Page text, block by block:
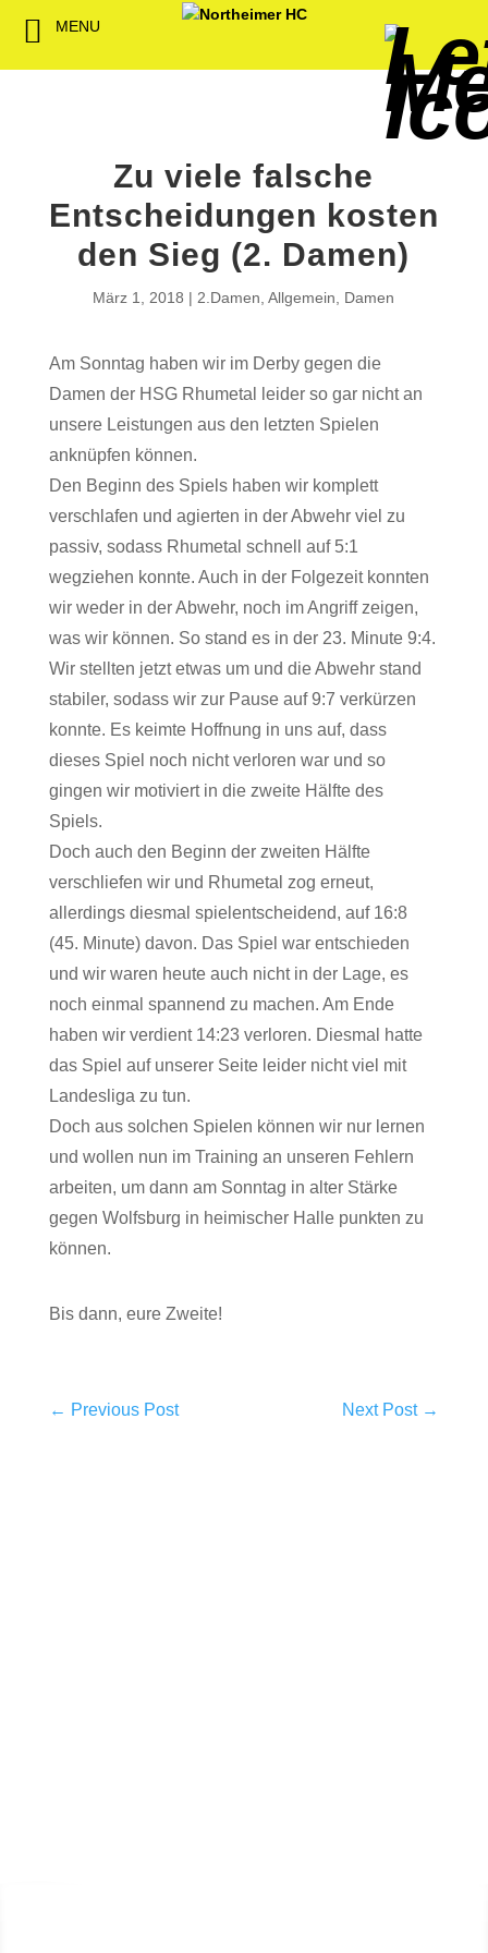
Zu viele falsche
Entscheidungen kosten
den Sieg (2. Damen)
März 1, 2018 2.Damen ,Allgemein Damen
Am Sonntag haben wir im Derby gegen die
Damen der HSG Rhumetal leider so gar nicht an
unsere Leistungen aus den letzten Spielen
anknüpfen können.
Den Beginn des Spiels haben wir komplett
verschlafen und agierten in der Abwehr viel zu
passiv, sodass Rhumetal schnell auf 5:1
wegziehen konnte. Auch in der Folgezeit konnten
wir weder in der Abwehr, noch im Angriff zeigen,
was wir können. So stand es in der 23. Minute 9:4.
Wir stellten jetzt etwas um und die Abwehr stand
stabiler, sodass wir zur Pause auf 9:7 verkürzen
konnte. Es keimte Hoffnung in uns auf, dass
dieses Spiel noch nicht verloren war und so
gingen wir motiviert in die zweite Hälfte des
Spiels.
Doch auch den Beginn der zweiten Hälfte
verschliefen wir und Rhumetal zog erneut,
allerdings diesmal spielentscheidend, auf 16:8
(45. Minute) davon. Das Spiel war entschieden
und wir waren heute auch nicht in der Lage, es
noch einmal spannend zu machen. Am Ende
haben wir verdient 14:23 verloren. Diesmal hatte
das Spiel auf unserer Seite leider nicht viel mit
Landesliga zu tun.
Doch aus solchen Spielen können wir nur lernen
und wollen nun im Training an unseren Fehlern
arbeiten, um dann am Sonntag in alter Stärke
gegen Wolfsburg in heimischer Halle punkten zu
können.
Bis dann, eure Zweite!
← Previous Post Next Post→
MENU
Back Back
1. Herren
2. Herren
2. Damen
Back
Weibliche
Spielbetrieb
Back
NHC
Back
Spieltagssponsoren
Sponsoren stellen
Hallenheft
Back
Back Back
Vorstand
Satzung
FWD
Förderung
Back
Dokumente
Back
Download
Kooperationen
Termine
Intern
Back